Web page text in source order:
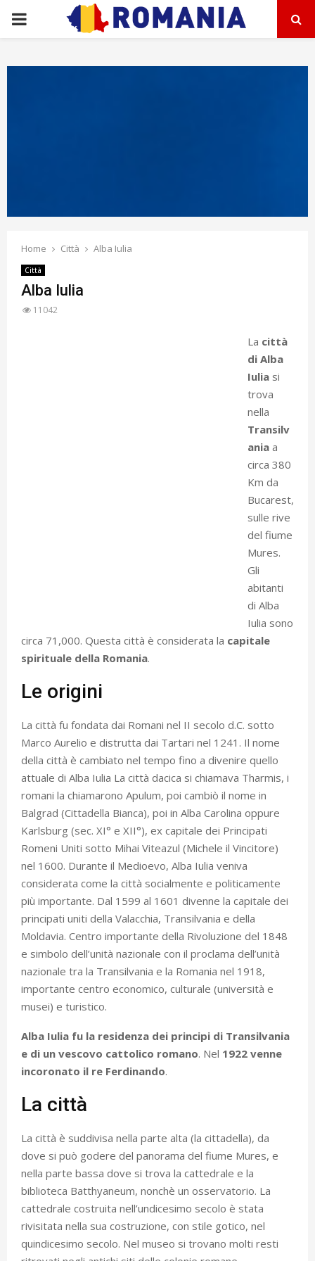
PRIMARY
Home Città Alba Iulia
Città
Alba Iulia
11042
La città
di Alba
Iulia si
trova
nella
Transilv
ania a
circa 380
Km da
Bucarest,
sulle rive
del fiume
Mures.
Gli
abitanti
di Alba
Iulia sono
circa 71,000. Questa città è considerata la capitale
spirituale della Romania.
Le origini
La città fu fondata dai Romani nel II secolo d.C. sotto
Marco Aurelio e distrutta dai Tartari nel 1241. Il nome
della città è cambiato nel tempo fino a divenire quello
attuale di Alba Iulia La città dacica si chiamava Tharmis, i
romani la chiamarono Apulum, poi cambiò il nome in
Balgrad (Cittadella Bianca), poi in Alba Carolina oppure
Karlsburg (sec. XI° e XII°), ex capitale dei Principati
Romeni Uniti sotto Mihai Viteazul (Michele il Vincitore)
nel 1600. Durante il Medioevo, Alba Iulia veniva
considerata come la città socialmente e politicamente
più importante. Dal 1599 al 1601 divenne la capitale dei
principati uniti della Valacchia, Transilvania e della
Moldavia. Centro importante della Rivoluzione del 1848
e simbolo dell’unità nazionale con il proclama dell’unità
nazionale tra la Transilvania e la Romania nel 1918,
importante centro economico, culturale (università e
musei) e turistico.
Alba Iulia fu la residenza dei principi di Transilvania
e di un vescovo cattolico romano. Nel 1922 venne
incoronato il re Ferdinando.
La città
La città è suddivisa nella parte alta (la cittadella), da
dove si può godere del panorama del fiume Mures, e
nella parte bassa dove si trova la cattedrale e la
biblioteca Batthyaneum, nonchè un osservatorio. La
cattedrale costruita nell’undicesimo secolo è stata
rivisitata nella sua costruzione, con stile gotico, nel
quindicesimo secolo. Nel museo si trovano molti resti